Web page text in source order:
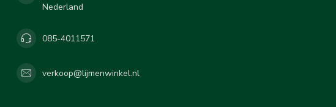
Nederland
085-4011571
verkoop@lijmenwinkel.nl